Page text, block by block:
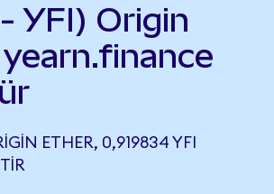
YFI) Origin
ETHER, 0,919834 YFI